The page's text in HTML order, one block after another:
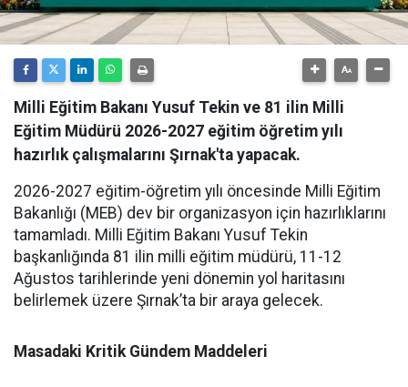
Milli Eğitim Bakanı Yusuf Tekin ve 81 ilin Milli
Eğitim Müdürü 2026-2027 eğitim öğretim yılı
hazırlık çalışmalarını Şırnak'ta yapacak.
​2026-2027 eğitim-öğretim yılı öncesinde Milli Eğitim
Bakanlığı (MEB) dev bir organizasyon için hazırlıklarını
tamamladı. Milli Eğitim Bakanı Yusuf Tekin
başkanlığında 81 ilin milli eğitim müdürü, 11-12
Ağustos tarihlerinde yeni dönemin yol haritasını
belirlemek üzere Şırnak’ta bir araya gelecek.
Masadaki Kritik Gündem Maddeleri